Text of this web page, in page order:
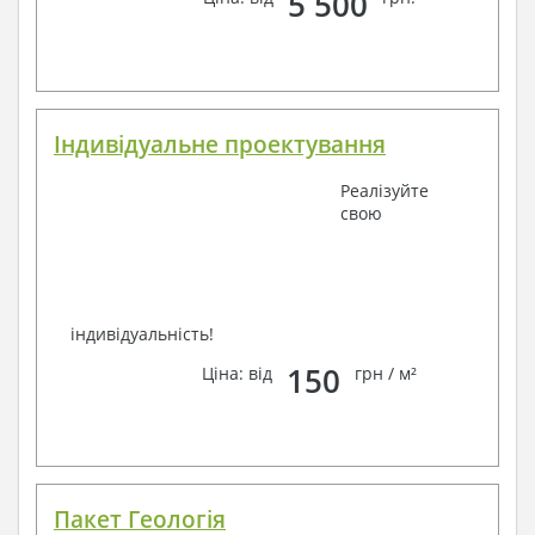
зв'язку: замовте зворотній дзвінок, viber, e-mail,
Індивідуальне проектування
Реалізуйте
свою
індивідуальність!
Ціна: від
150 грн / м²
Пакет Геологія